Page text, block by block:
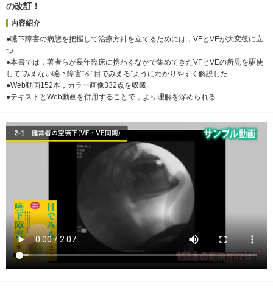
の改訂！
内容紹介
●嚥下障害の病態を把握して治療方針を立てるためには，VFとVEが大変役に立
つ
●本書では，著者らが長年臨床に携わるなかで集めてきたVFとVEの所見を駆使
して“みえない嚥下障害”を“目でみえる”ようにわかりやすく解説した
●Web動画152本，カラー画像332点を収載
●テキストとWeb動画を併用することで，より理解を深められる